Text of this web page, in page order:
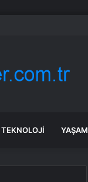
TEKNOLOJI YAŞAM